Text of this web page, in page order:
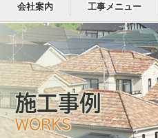
会社案内 工事メニュー
施工事例
WORKS